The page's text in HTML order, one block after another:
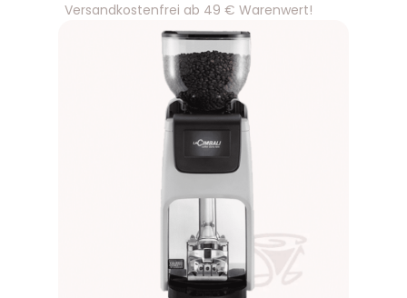
Versandkostenfrei ab 49 € Warenwert!